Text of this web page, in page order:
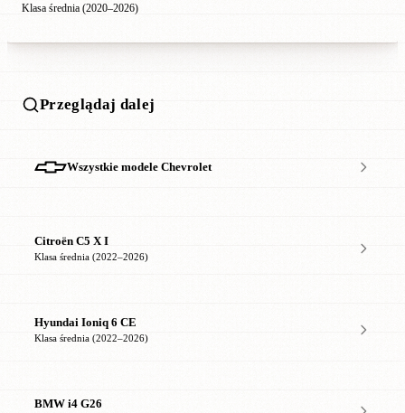
Klasa średnia (2020–2026)
Przeglądaj dalej
Wszystkie modele Chevrolet
Citroën C5 X I
Klasa średnia (2022–2026)
Hyundai Ioniq 6 CE
Klasa średnia (2022–2026)
BMW i4 G26